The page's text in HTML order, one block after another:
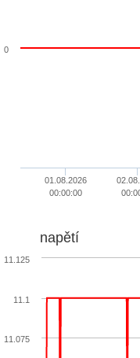
01.08.2026
00:00:00
0
napětí
11.075
11.1
11.125